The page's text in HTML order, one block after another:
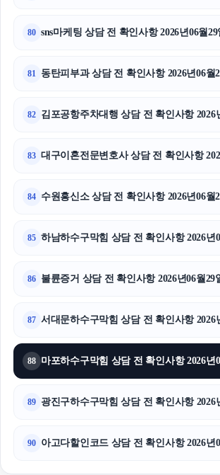
80 sns마케팅 상담 전 확인사항 2026년06월29
81 동탄피부과 상담 전 확인사항 2026년06월
82 김포공항주차대행 상담 전 확인사항 2026
83 대구이혼전문변호사 상담 전 확인사항
84 수원흥신소 상담 전 확인사항 2026년06월
85 하남하수구막힘 상담 전 확인사항 2026년
86 불륜증거 상담 전 확인사항 2026년06월29
87 서대문하수구막힘 상담 전 확인사항 2026
88
89 광진구하수구막힘 상담 전 확인사항 2026
90 아고다할인코드 상담 전 확인사항 2026년